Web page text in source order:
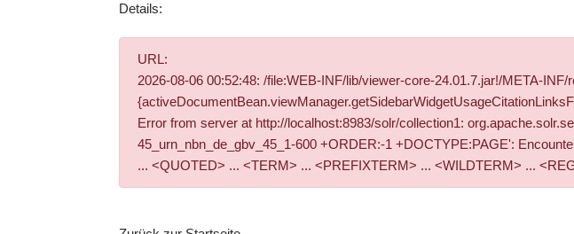
Details:
URL:
2026-08-06 00:52:48: /file:WEB-INF/lib/viewer-core-24.01.7.jar!/META-
Error from server at http://localhost:8983/solr/collection1:
45_urn_nbn_de_gbv_45_1-600 +ORDER:-1 +DOCTYPE:PAGE':
... <QUOTED> ... <TERM> ... <PREFIXTERM> ... <WILDTERM> ...